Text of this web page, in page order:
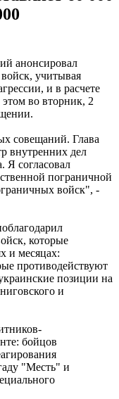
анонсировал
учитывая
и в расчете
во вторник, 2
совещаний. Глава
внутренних дел
Я согласовал
пограничной
войск", -
которые
и месяцах:
противодействуют
позиции на
и
бойцов
"Месть" и